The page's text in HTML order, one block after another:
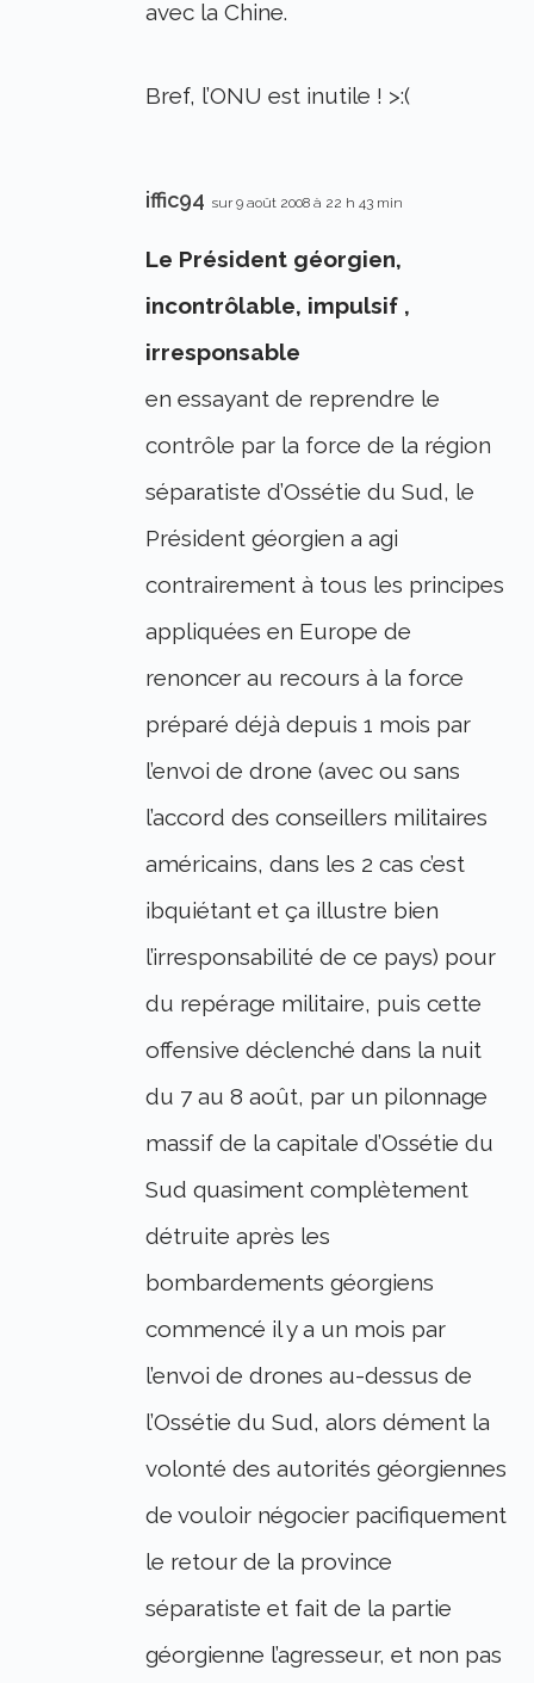
avec la Chine.
Bref, l’ONU est inutile ! >:(
iffic94 sur 9 août 2008 à 22 h 43 min
Le Président géorgien,
incontrôlable, impulsif ,
irresponsable
en essayant de reprendre le
contrôle par la force de la région
séparatiste d’Ossétie du Sud, le
Président géorgien a agi
contrairement à tous les principes
appliquées en Europe de
renoncer au recours à la force
préparé déjà depuis 1 mois par
l’envoi de drone (avec ou sans
l’accord des conseillers militaires
américains, dans les 2 cas c’est
ibquiétant et ça illustre bien
l’irresponsabilité de ce pays) pour
du repérage militaire, puis cette
offensive déclenché dans la nuit
du 7 au 8 août, par un pilonnage
massif de la capitale d’Ossétie du
Sud quasiment complètement
détruite après les
bombardements géorgiens
commencé il y a un mois par
l’envoi de drones au-dessus de
l’Ossétie du Sud, alors dément la
volonté des autorités géorgiennes
de vouloir négocier pacifiquement
le retour de la province
séparatiste et fait de la partie
géorgienne l’agresseur, et non pas